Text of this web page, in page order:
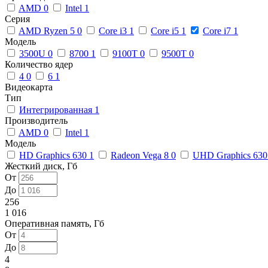
AMD 0 Intel 1
Серия
AMD Ryzen 5 0 Core i3 1 Core i5 1 Core i7 1
Модель
3500U 0 8700 1 9100T 0 9500T 0
Количество ядер
4 0 6 1
Видеокарта
Тип
Интегрированная 1
Производитель
AMD 0 Intel 1
Модель
HD Graphics 630 1 Radeon Vega 8 0
UHD Graphics
Жесткий диск, Гб
От
До
256
1 016
Оперативная память, Гб
От
До
4